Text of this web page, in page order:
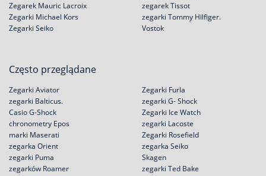
Zegarek Mauric Lacroix
Zegarki Michael Kors
Zegarki Seiko
zegarek Tissot
zegarki Tommy Hilfiger.
Vostok
Często przeglądane
Zegarki Aviator
zegarki Balticus.
Casio G-Shock
chronometry Epos
Zegarki Furla
zegarki G- Shock
Zegarki Ice Watch
zegarki Lacoste
marki Maserati
zegarka Orient
zegarki Puma
zegarków Roamer
Zegarki Rosefield
zegarka Seiko
Skagen
zegarki Ted Bake